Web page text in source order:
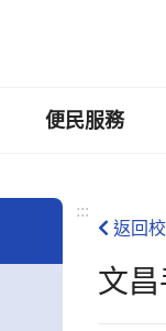
便民服務
:::
返回
文昌